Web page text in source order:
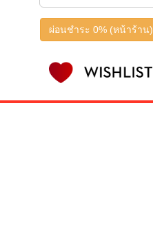
ผ่อนชำระ 0% (หน้าร้าน)